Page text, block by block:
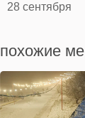
28 сентября
похожие